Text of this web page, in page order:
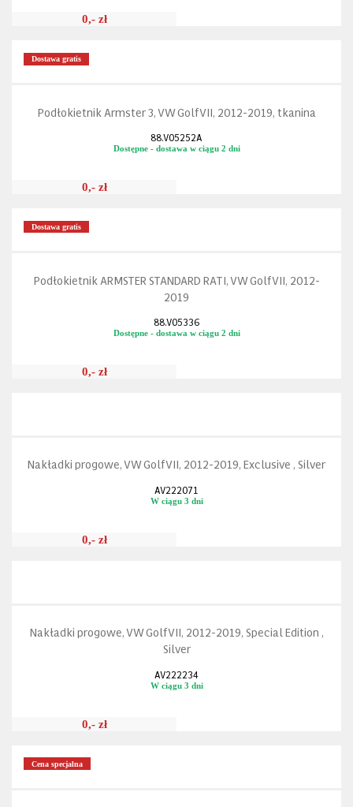
0,- zł
Dostawa gratis
Podłokietnik Armster 3, VW Golf VII, 2012-2019, tkanina
88.V05252A
Dostępne - dostawa w ciągu 2 dni
0,- zł
Dostawa gratis
Podłokietnik ARMSTER STANDARD RATI, VW Golf VII, 2012-
2019
88.V05336
Dostępne - dostawa w ciągu 2 dni
0,- zł
Nakładki progowe, VW Golf VII, 2012-2019, Exclusive , Silver
AV222071
W ciągu 3 dni
0,- zł
Nakładki progowe, VW Golf VII, 2012-2019, Special Edition ,
Silver
AV222234
W ciągu 3 dni
0,- zł
Cena specjalna